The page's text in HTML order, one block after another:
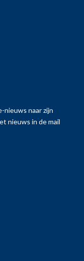
nieuws naar zijn
nieuws in de mail